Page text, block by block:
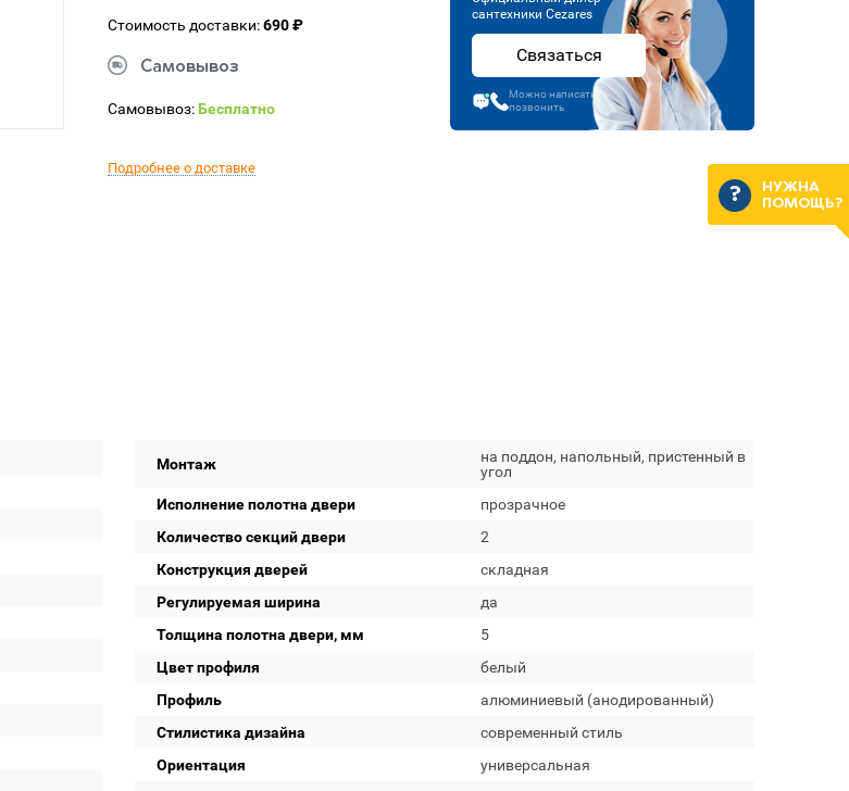
Стоимость доставки:690 ₽
Самовывоз
Самовывоз:Бесплатно
Подробнее о доставке
сантехники Cezares
Связаться
Можно написать или
позвонить
Монтаж
на поддон, напольный, пристенный в
угол
Исполнение полотна двери
прозрачное
Количество секций двери
2
Конструкция дверей
складная
Регулируемая ширина
да
Толщина полотна двери, мм
5
Цвет профиля
белый
Профиль
алюминиевый (анодированный)
Стилистика дизайна
современный стиль
Ориентация
универсальная
НУЖНА
ПОМОЩЬ?